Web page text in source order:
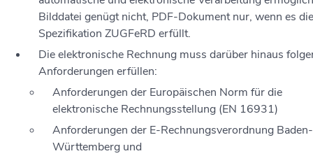
Bilddatei genügt nicht, PDF-Dokument nur, wenn es die
Spezifikation ZUGFeRD erfüllt.
Die elektronische Rechnung muss darüber hinaus
Anforderungen erfüllen:
Anforderungen der Europäischen Norm für die
elektronische Rechnungsstellung (EN 16931)
Anforderungen der E-Rechnungsverordnung Baden-
Württemberg und